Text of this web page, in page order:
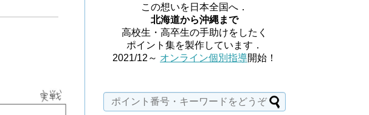
この想いを日本全国へ．
北海道から沖縄まで
高校生・高卒生の手助けをしたく
ポイント集を製作しています．
2021/12～ オンライン個別指導開始！